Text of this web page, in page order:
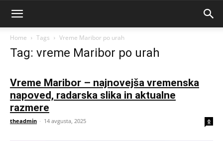
Home Tags Vreme Maribor po urah
Tag: vreme Maribor po urah
Vreme Maribor – najnovejša vremenska
napoved, radarska slika in aktualne
razmere
theadmin - 14 avgusta, 2025 0